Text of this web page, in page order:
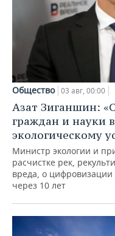
Общество 03 авг, 00:00
Азат Зиганшин:
граждан и науки
экологическому
Министр экологии и
расчистке рек,
вреда, о цифровизации
через 10 лет